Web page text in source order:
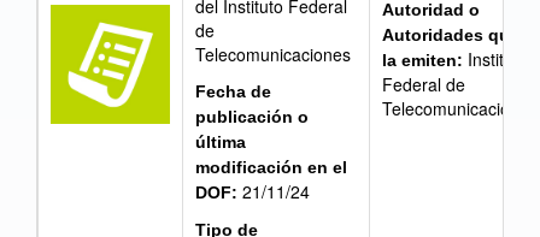
del Instituto Federal
de
Telecomunicaciones
Fecha de
publicación o
última
modificación en el
DOF: 21/11/24
Tipo de
Autoridad o
Autoridades que
la emiten: Instituto
Federal de
Telecomunicaciones